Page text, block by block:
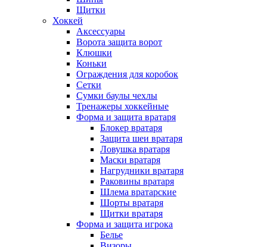
Щитки
Хоккей
Аксессуары
Ворота защита ворот
Клюшки
Коньки
Ограждения для коробок
Сетки
Сумки баулы чехлы
Тренажеры хоккейные
Форма и защита вратаря
Блокер вратаря
Защита шеи вратаря
Ловушка вратаря
Маски вратаря
Нагрудники вратаря
Раковины вратаря
Шлема вратарские
Шорты вратаря
Щитки вратаря
Форма и защита игрока
Белье